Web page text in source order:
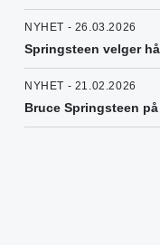
NYHET - 26.03.2026
Springsteen velger
NYHET - 21.02.2026
Bruce Springsteen